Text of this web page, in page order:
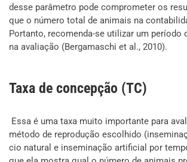
desse parâmetro pode comprometer os
que o número total de animais na
Portanto, recomenda-se utilizar um período
na avaliação (Bergamaschi et al., 2010).
Taxa de concepção (TC)
Essa é uma taxa muito importante para
método de reprodução escolhido
cio natural e inseminação artificial por